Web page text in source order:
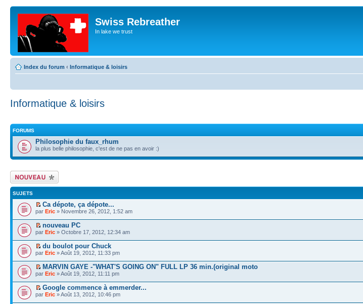
Swiss Rebreather
In lake we trust
Index du forum ‹ Informatique & loisirs
Informatique & loisirs
FORUMS
Philosophie du faux_rhum
la plus belle philosophie, c'est de ne pas en avoir :)
Écrire un nouveau
sujet
SUJETS
Ca dépote, ça dépote...
par Eric » Novembre 26, 2012, 1:52 am
nouveau PC
par Eric » Octobre 17, 2012, 12:34 am
du boulot pour Chuck
par Eric » Août 19, 2012, 11:33 pm
MARVIN GAYE -"WHAT'S GOING ON" FULL LP 36 min.(original moto
par Eric » Août 19, 2012, 11:11 pm
Google commence à emmerder...
par Eric » Août 13, 2012, 10:46 pm